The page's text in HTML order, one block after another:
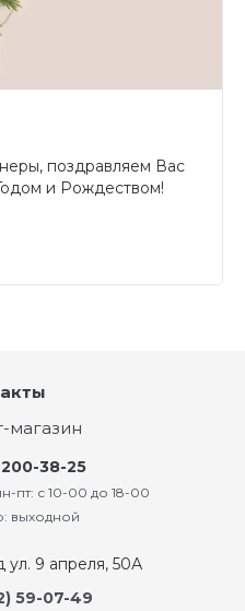
поздравляем Вас
и Рождеством!
магазин
38-25
пт: с 10-00 до 18-00
выходной
ул. 9 апреля, 50А
59-07-49